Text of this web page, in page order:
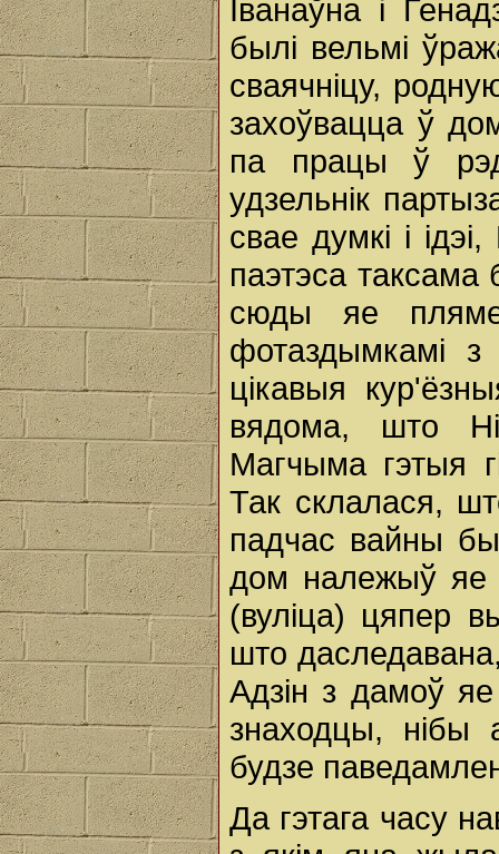
Іванаўна і
былі вельмі
сваячніцу,
захоўвацца ў
па працы ў
удзельнік
свае думкі і
паэтэса
сюды яе
фотаздымкамі з
цікавыя
вядома, што
Магчыма гэтыя
Так склалася,
падчас вайны
дом належыў яе
(вуліца) цяпер
што
Адзін з дамоў
знаходцы, нібы
будзе
Да гэтага часу